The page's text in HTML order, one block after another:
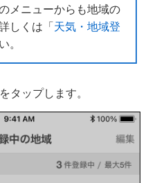
メニューからも地域の
しくは「天気・地域登
。
タップします。